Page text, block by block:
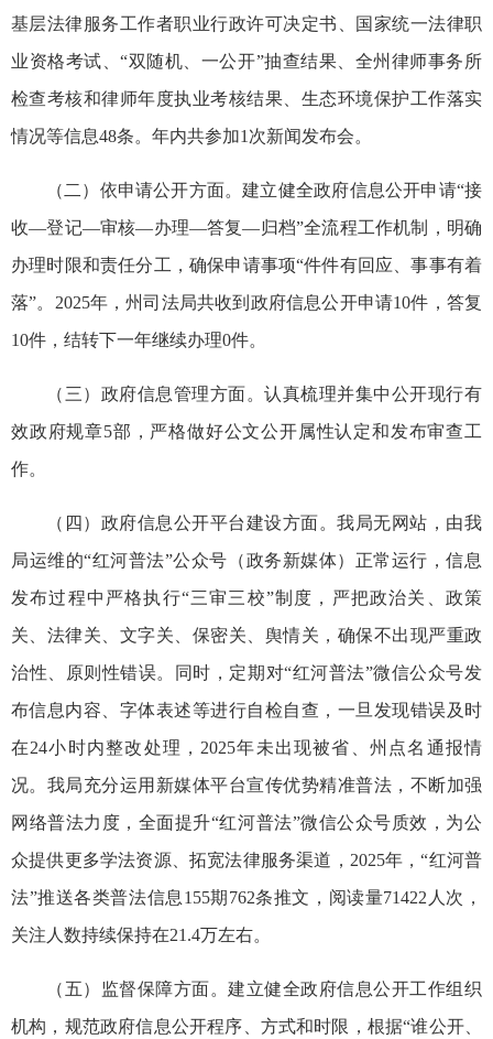
基层法律服务工作者职业行政许可决定书、国家统一法律职
业资格考试、“双随机、一公开”抽查结果、全州律师事务所
检查考核和律师年度执业考核结果、生态环境保护工作落实
情况等信息48条。年内共参加1次新闻发布会。
（二）依申请公开方面。建立健全政府信息公开申请“接
收—登记—审核—办理—答复—归档”全流程工作机制，明确
办理时限和责任分工，确保申请事项“件件有回应、事事有着
落”。2025年，州司法局共收到政府信息公开申请10件，答复
10件，结转下一年继续办理0件。
（三）政府信息管理方面。认真梳理并集中公开现行有
效政府规章5部，严格做好公文公开属性认定和发布审查工
作。
（四）政府信息公开平台建设方面。我局无网站，由我
局运维的“红河普法”公众号（政务新媒体）正常运行，信息
发布过程中严格执行“三审三校”制度，严把政治关、政策
关、法律关、文字关、保密关、舆情关，确保不出现严重政
治性、原则性错误。同时，定期对“红河普法”微信公众号发
布信息内容、字体表述等进行自检自查，一旦发现错误及时
在24小时内整改处理，2025年未出现被省、州点名通报情
况。我局充分运用新媒体平台宣传优势精准普法，不断加强
网络普法力度，全面提升“红河普法”微信公众号质效，为公
众提供更多学法资源、拓宽法律服务渠道，2025年，“红河普
法”推送各类普法信息155期762条推文，阅读量71422人次，
关注人数持续保持在21.4万左右。
（五）监督保障方面。建立健全政府信息公开工作组织
机构，规范政府信息公开程序、方式和时限，根据“谁公开、